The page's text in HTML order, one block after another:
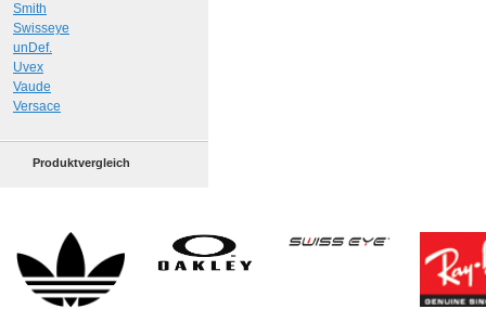
Smith
Swisseye
unDef.
Uvex
Vaude
Versace
Produktvergleich